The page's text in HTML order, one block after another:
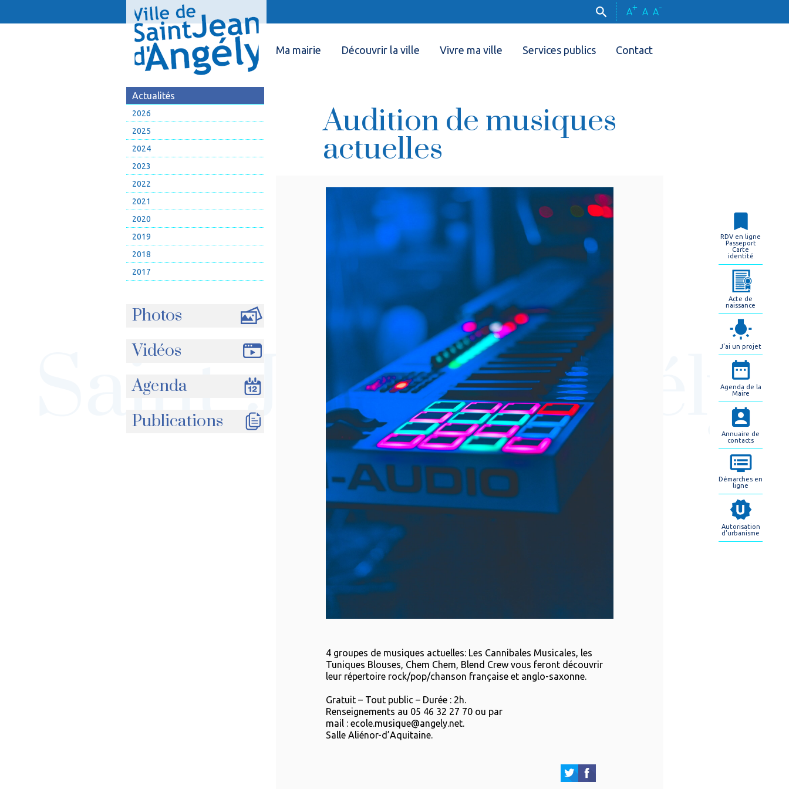
A+ A A-
Ma mairie Découvrir la ville Vivre ma ville Services publics Contact
Actualités
2026
2025
2024
2023
2022
2021
2020
2019
2018
2017
Photos
Vidéos
Agenda
Publications
Audition de musiques
actuelles
4 groupes de musiques actuelles: Les Cannibales Musicales, les
Tuniques Blouses, Chem Chem, Blend Crew vous feront découvrir
leur répertoire rock/pop/chanson française et anglo-saxonne.
Gratuit – Tout public – Durée : 2h.
Renseignements au 05 46 32 27 70 ou par
mail : ecole.musique@angely.net.
Salle Aliénor-d’Aquitaine.
RDV en ligne
Passeport
Carte
identité
Acte de
naissance
J'ai un projet
Agenda de la
Maire
Annuaire de
contacts
Démarches en
ligne
Autorisation
d'urbanisme